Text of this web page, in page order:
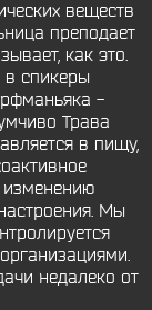
веществ
преподает
как это.
в спикеры
-
Трава
в пищу,
изменению
Мы
недалеко от